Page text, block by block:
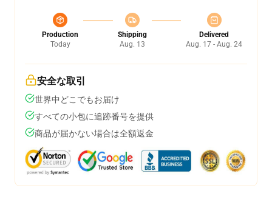
Production
Today
Shipping
Aug. 13
Delivered
Aug. 17 - Aug. 24
安全な取引
世界中どこでもお届け
すべての小包に追跡番号を提供
商品が届かない場合は全額返金